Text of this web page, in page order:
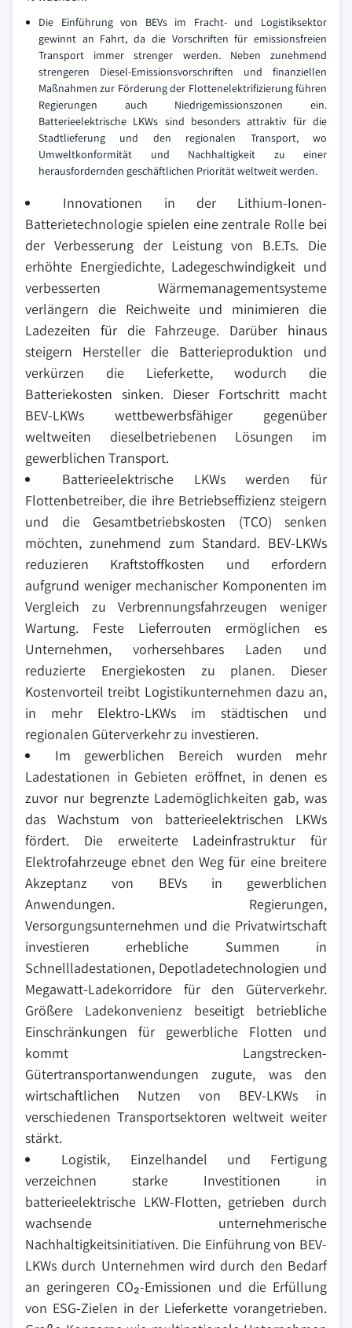
Die Einführung von BEVs im Fracht- und Logistiksektor
gewinnt an Fahrt, da die Vorschriften für emissionsfreien
Transport immer strenger werden. Neben zunehmend
strengeren Diesel-Emissionsvorschriften und finanziellen
Maßnahmen zur Förderung der Flottenelektrifizierung führen
Regierungen auch Niedrigemissionszonen ein.
Batterieelektrische LKWs sind besonders attraktiv für die
Stadtlieferung und den regionalen Transport, wo
Umweltkonformität und Nachhaltigkeit zu einer
herausfordernden geschäftlichen Priorität weltweit werden.
Innovationen in der Lithium-Ionen-
Batterietechnologie spielen eine zentrale Rolle bei
der Verbesserung der Leistung von B.E.Ts. Die
erhöhte Energiedichte, Ladegeschwindigkeit und
verbesserten Wärmemanagementsysteme
verlängern die Reichweite und minimieren die
Ladezeiten für die Fahrzeuge. Darüber hinaus
steigern Hersteller die Batterieproduktion und
verkürzen die Lieferkette, wodurch die
Batteriekosten sinken. Dieser Fortschritt macht
BEV-LKWs wettbewerbsfähiger gegenüber
weltweiten dieselbetriebenen Lösungen im
gewerblichen Transport.
Batterieelektrische LKWs werden für
Flottenbetreiber, die ihre Betriebseffizienz steigern
und die Gesamtbetriebskosten (TCO) senken
möchten, zunehmend zum Standard. BEV-LKWs
reduzieren Kraftstoffkosten und erfordern
aufgrund weniger mechanischer Komponenten im
Vergleich zu Verbrennungsfahrzeugen weniger
Wartung. Feste Lieferrouten ermöglichen es
Unternehmen, vorhersehbares Laden und
reduzierte Energiekosten zu planen. Dieser
Kostenvorteil treibt Logistikunternehmen dazu an,
in mehr Elektro-LKWs im städtischen und
regionalen Güterverkehr zu investieren.
Im gewerblichen Bereich wurden mehr
Ladestationen in Gebieten eröffnet, in denen es
zuvor nur begrenzte Lademöglichkeiten gab, was
das Wachstum von batterieelektrischen LKWs
fördert. Die erweiterte Ladeinfrastruktur für
Elektrofahrzeuge ebnet den Weg für eine breitere
Akzeptanz von BEVs in gewerblichen
Anwendungen. Regierungen,
Versorgungsunternehmen und die Privatwirtschaft
investieren erhebliche Summen in
Schnellladestationen, Depotladetechnologien und
Megawatt-Ladekorridore für den Güterverkehr.
Größere Ladekonvenienz beseitigt betriebliche
Einschränkungen für gewerbliche Flotten und
kommt Langstrecken-
Gütertransportanwendungen zugute, was den
wirtschaftlichen Nutzen von BEV-LKWs in
verschiedenen Transportsektoren weltweit weiter
stärkt.
Logistik, Einzelhandel und Fertigung
verzeichnen starke Investitionen in
batterieelektrische LKW-Flotten, getrieben durch
wachsende unternehmerische
Nachhaltigkeitsinitiativen. Die Einführung von BEV-
LKWs durch Unternehmen wird durch den Bedarf
an geringeren CO₂-Emissionen und die Erfüllung
von ESG-Zielen in der Lieferkette vorangetrieben.